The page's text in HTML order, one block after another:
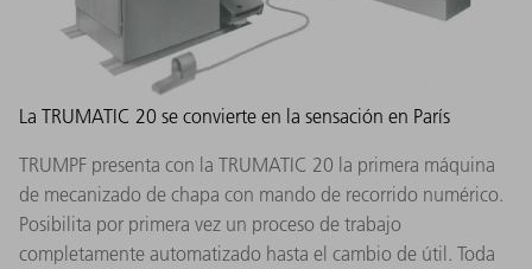
La TRUMATIC 20 se convierte en la sensación en París
TRUMPF presenta con la TRUMATIC 20 la primera máquina
de mecanizado de chapa con mando de recorrido numérico.
Posibilita por primera vez un proceso de trabajo
completamente automatizado hasta el cambio de útil. Toda